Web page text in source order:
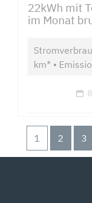
22kWh mit
im Monat
km* •
1 2 3